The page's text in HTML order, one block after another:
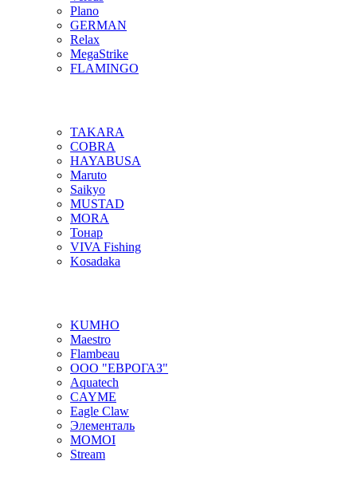
Plano
GERMAN
Relax
MegaStrike
FLAMINGO
TAKARA
COBRA
HAYABUSA
Maruto
Saikyo
MUSTAD
MORA
Тонар
VIVA Fishing
Kosadaka
KUMHO
Maestro
Flambeau
ООО "ЕВРОГАЗ"
Aquatech
CAYME
Eagle Claw
Элементаль
MOMOI
Stream